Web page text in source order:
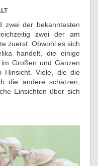
zwei der bekanntesten
zwei der am
zuerst: Obwohl es sich
handelt, die einige
Großen und Ganzen
Hinsicht. Viele, die die
die andere schätzen,
Einsichten über sich